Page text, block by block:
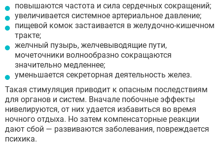
повышаются частота и сила сердечных сокращений;
увеличивается системное артериальное давление;
пищевой комок застаивается в желудочно-кишечном
тракте;
желчный пузырь, желчевыводящие пути,
мочеточники волнообразно сокращаются
значительно медленнее;
уменьшается секреторная деятельность желез.
Такая стимуляция приводит к опасным последствиям
для органов и систем. Вначале побочные эффекты
нивелируются, от них удается избавиться во время
ночного отдыха. Но затем компенсаторные реакции
дают сбой — развиваются заболевания, повреждается
психика.